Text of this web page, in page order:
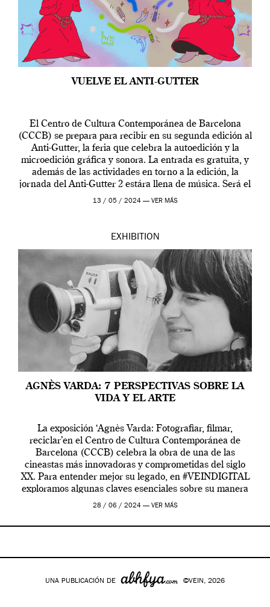
VUELVE EL ANTI-GUTTER
El Centro de Cultura Contemporánea de Barcelona
(CCCB) se prepara para recibir en su segunda edición al
Anti-Gutter, la feria que celebra la autoedición y la
microedición gráfica y sonora. La entrada es gratuita, y
además de las actividades en torno a la edición, la
jornada del Anti-Gutter 2 estára llena de música. Será el
[…]
13 / 05 / 2024 — VER MÁS
EXHIBITION
AGNÈS VARDA: 7 PERSPECTIVAS SOBRE LA
VIDA Y EL ARTE
La exposición ‘Agnès Varda: Fotografiar, filmar,
reciclar’en el Centro de Cultura Contemporánea de
Barcelona (CCCB) celebra la obra de una de las
cineastas más innovadoras y comprometidas del siglo
XX. Para entender mejor su legado, en #VEINDIGITAL
exploramos algunas claves esenciales sobre su manera
de entender la vida, el cine y el arte contemporáneo.
28 / 06 / 2024 — VER MÁS
UNA PUBLICACIÓN DE ©VEIN, 2026